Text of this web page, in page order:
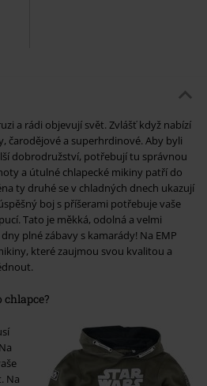
a rádi objevují svět. Zvlášť když nabízí
čarodějové a superhrdinové. Aby byli
dobrodružství, potřebují tu správnou
a útulné chlapecké mikiny patří do
ty druhé se v chladných dnech ukazují
boj s příšerami potřebuje vaše
Tato je měkká, odolná a velmi
plné zábavy s kamarády! Na EMP
které zaujmou svou kvalitou a
Na